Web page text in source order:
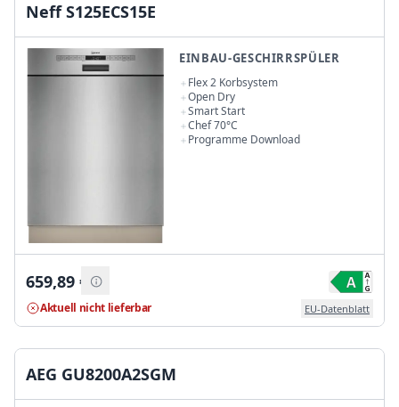
Neff S125ECS15E
EINBAU-GESCHIRRSPÜLER
Flex 2 Korbsystem
Open Dry
Smart Start
Chef 70°C
Programme Download
659,89 €
Aktuell nicht lieferbar EU-Datenblatt
AEG GU8200A2SGM